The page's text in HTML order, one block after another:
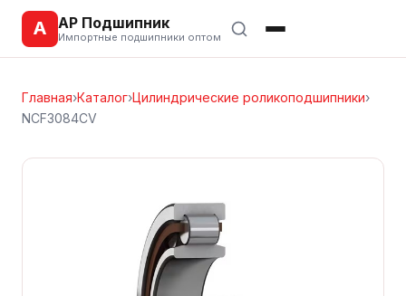
А АР Подшипник
Импортные подшипники оптом
Главная›Каталог›Цилиндрические роликоподшипники›
NCF3084CV